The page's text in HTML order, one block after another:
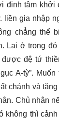
định tâm khởi
liền gia nhập
chẳng thể
Lại ở trong
đệ tứ
A-tỳ”.
chánh và
Chủ nhân
không thì cảnh